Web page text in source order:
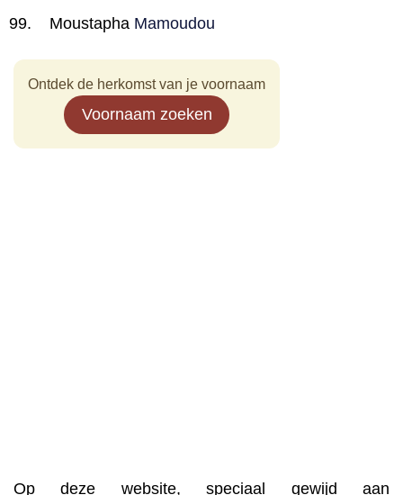
Moustapha Mamoudou
Ontdek de herkomst van je voornaam
Voornaam zoeken
Op deze website, speciaal gewijd aan